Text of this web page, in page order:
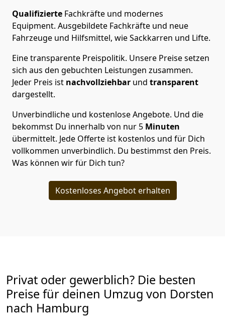
Qualifizierte Fachkräfte und modernes
Equipment. Ausgebildete Fachkräfte und neue
Fahrzeuge und Hilfsmittel, wie Sackkarren und Lifte.
Eine transparente Preispolitik. Unsere Preise setzen
sich aus den gebuchten Leistungen zusammen.
Jeder Preis ist nachvollziehbar und transparent
dargestellt.
Unverbindliche und kostenlose Angebote. Und die
bekommst Du innerhalb von nur 5 Minuten
übermittelt. Jede Offerte ist kostenlos und für Dich
vollkommen unverbindlich. Du bestimmst den Preis.
Was können wir für Dich tun?
Kostenloses Angebot erhalten
Privat oder gewerblich? Die besten
Preise für deinen Umzug von Dorsten
nach Hamburg